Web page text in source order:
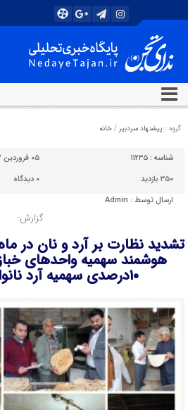
گروه : پیشنهاد سردبیر / خانه
شناسه : ۱۱۲۳۵
۰۵ فروردین ۱۴۰۲ - ۱۹:۴۶
۳۵۰ بازدید
۰ دیدگاه
ارسال توسط : Admin
گزارش:
تشدید نظارت بر آرد و نان در
هوشمند سهمیه واحدهای
۱۰درصدی سهمیه آرد نانواهای قانون‌گرا